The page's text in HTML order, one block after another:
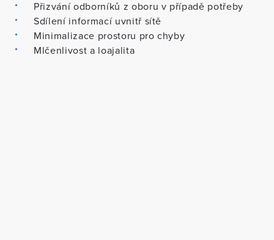
Přizvání odborníků z oboru v případě potřeby
Sdílení informací uvnitř sítě
Minimalizace prostoru pro chyby
Mlčenlivost a loajalita